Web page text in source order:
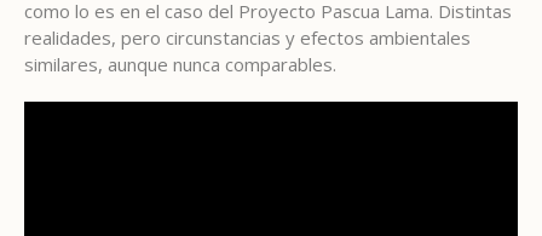
como lo es en el caso del Proyecto Pascua Lama. Distintas
realidades, pero circunstancias y efectos ambientales
similares, aunque nunca comparables.